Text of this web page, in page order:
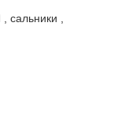
сальники ,